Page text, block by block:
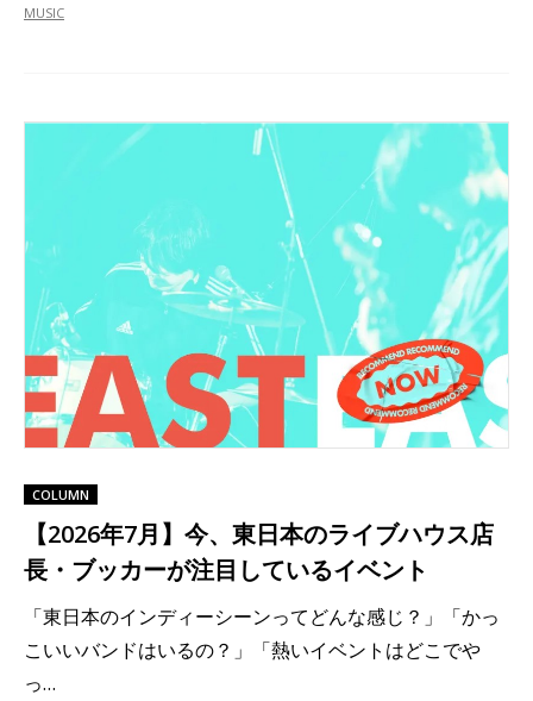
MUSIC
COLUMN
【2026年7月】今、東日本のライブハウス店
長・ブッカーが注目しているイベント
「東日本のインディーシーンってどんな感じ？」「かっ
こいいバンドはいるの？」「熱いイベントはどこでや
っ…